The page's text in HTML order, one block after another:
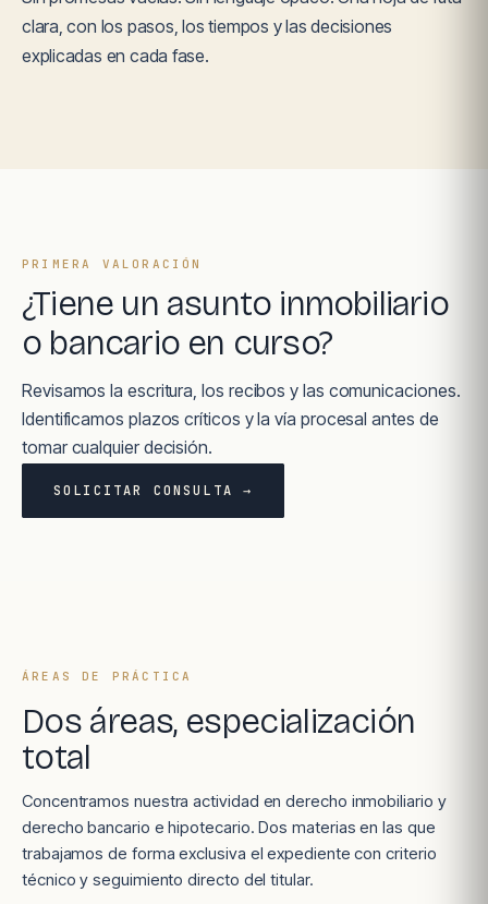
clara, con los pasos, los tiempos y las decisiones
explicadas en cada fase.
PRIMERA VALORACIÓN
¿Tiene un asunto inmobiliario
o bancario en curso?
Revisamos la escritura, los recibos y las comunicaciones.
Identificamos plazos críticos y la vía procesal antes de
tomar cualquier decisión.
SOLICITAR CONSULTA →
ÁREAS DE PRÁCTICA
Dos áreas, especialización
total
Concentramos nuestra actividad en derecho inmobiliario y
derecho bancario e hipotecario. Dos materias en las que
trabajamos de forma exclusiva el expediente con criterio
técnico y seguimiento directo del titular.